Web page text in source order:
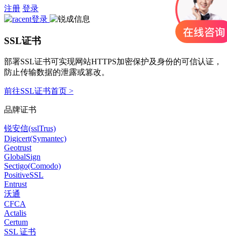
注册 登录
SSL证书
部署SSL证书可实现网站HTTPS加密保护及身份的可信认证，
防止传输数据的泄露或篡改。
前往SSL证书首页 >
品牌证书
锐安信(sslTrus)
Digicert(Symantec)
Geotrust
GlobalSign
Sectigo(Comodo)
PositiveSSL
Entrust
沃通
CFCA
Actalis
Certum
SSL 证书